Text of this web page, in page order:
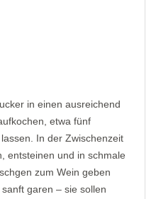
in einen ausreichend
etwa fünf
In der Zwischenzeit
entsteinen und in schmale
zum Wein geben
garen – sie sollen